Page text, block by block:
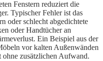
Fenstern reduziert die
Typischer Fehler ist das
oder schlecht abgedichtete
oder Handtücher an
Ein Beispiel aus der
vor kalten Außenwänden
ohne zusätzlichen Aufwand.